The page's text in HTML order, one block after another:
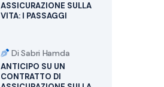
ASSICURAZIONE SULLA
VITA: I PASSAGGI
Di Sabri Hamda
ANTICIPO SU UN
CONTRATTO DI